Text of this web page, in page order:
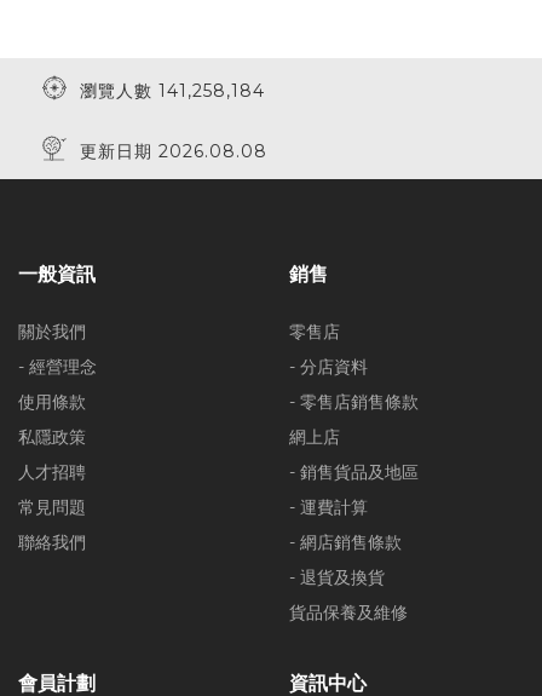
瀏覽人數 141,258,184
更新日期 2026.08.08
一般資訊
關於我們
- 經營理念
使用條款
私隱政策
人才招聘
常見問題
聯絡我們
銷售
零售店
- 分店資料
- 零售店銷售條款
網上店
- 銷售貨品及地區
- 運費計算
- 網店銷售條款
- 退貨及換貨
貨品保養及維修
會員計劃 資訊中心